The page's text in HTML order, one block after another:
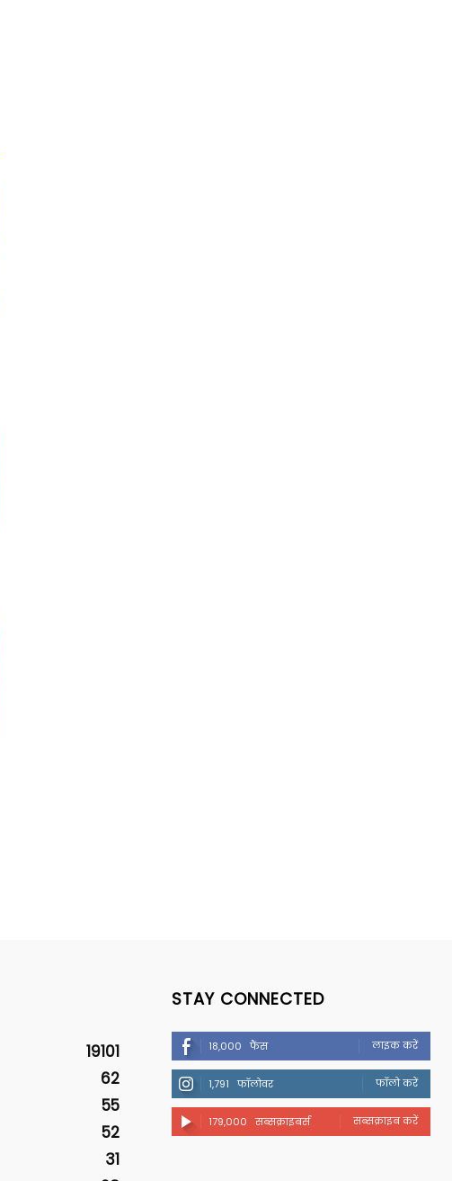
19101
62
55
52
31
STAY CONNECTED
18,000 फैंस लाइक करें
1,791 फॉलोवर फॉलो करें
179,000 सब्सक्राइबर्स सब्सक्राइब करें